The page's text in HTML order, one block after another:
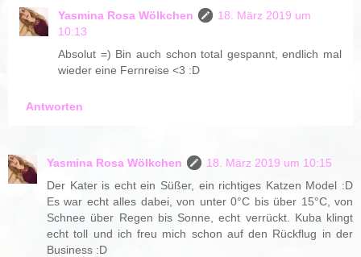
Yasmina Rosa Wölkchen
18. März 2019 um
10:13
Absolut =) Bin auch schon total gespannt, endlich mal
wieder eine Fernreise <3 :D
Antworten
Yasmina Rosa Wölkchen
18. März 2019 um 10:15
Der Kater is echt ein Süßer, ein richtiges Katzen Model :D
Es war echt alles dabei, von unter 0°C bis über 15°C, von
Schnee über Regen bis Sonne, echt verrückt. Kuba klingt
echt toll und ich freu mich schon auf den Rückflug in der
Business :D